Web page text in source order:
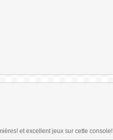
et excellent jeux sur cette console!